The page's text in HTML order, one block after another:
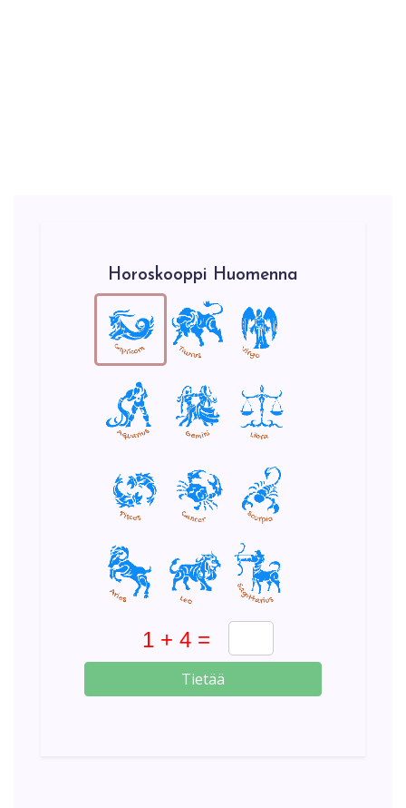
Horoskooppi Huomenna
Tietää